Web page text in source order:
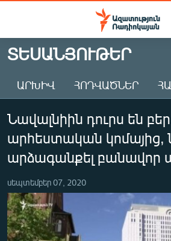
Մատչելիության
Անցնել
հիմնական
Անցնել
հիմնական
մենյուին
Որոնում
ԱԶԱՏՈՒԹՅՈՒՆ TV
ՀԱՅԱՍՏԱՆ
ԸՆՏՐՈՒԹՅՈՒՆՆԵՐ 2026
ԻՐԱՎՈՒՆՔ
ՏՆՏԵՍՈՒԹՅՈՒՆ
ՂԱՐԱԲԱՂ
ՊԱՏԵՐԱԶՄԻ 6 ՇԱԲԱԹՆԵՐԸ
ՏԵՍԱՆՅՈՒԹԵՐ
ԱՐԽԻՎ ՀՈԴՎԱԾՆԵՐ
Նավալնիին դուրս են
արհեստական կոմայից,
արձագանքել բանավոր
սեպտեմբեր 07, 2020